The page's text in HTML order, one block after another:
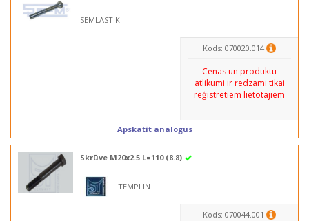
SEMLASTIK
Kods: 070020.014
Cenas un produktu
atlikumi ir redzami tikai
reģistrētiem lietotājiem
Apskatīt analogus
Skrūve M20x2.5 L=110 (8.8)
TEMPLIN
Kods: 070044.001